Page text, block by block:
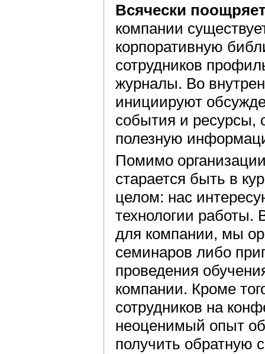
Всячески
компании
корпоративную
сотрудников
журналы. Во
инициируют
события и ресурсы,
полезную
Помимо
старается быть в
целом: нас
технологии работы.
для компании, мы
семинаров либо
проведения
компании. Кроме
сотрудников на
неоценимый опыт
получить обратную